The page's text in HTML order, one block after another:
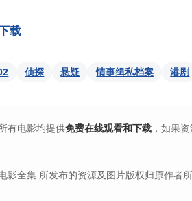
载
侦探 悬疑 情事缉私档案 港剧
有电影均提供免费在线观看和下载 ，如果
影全集 所发布的资源及图片版权归原作者